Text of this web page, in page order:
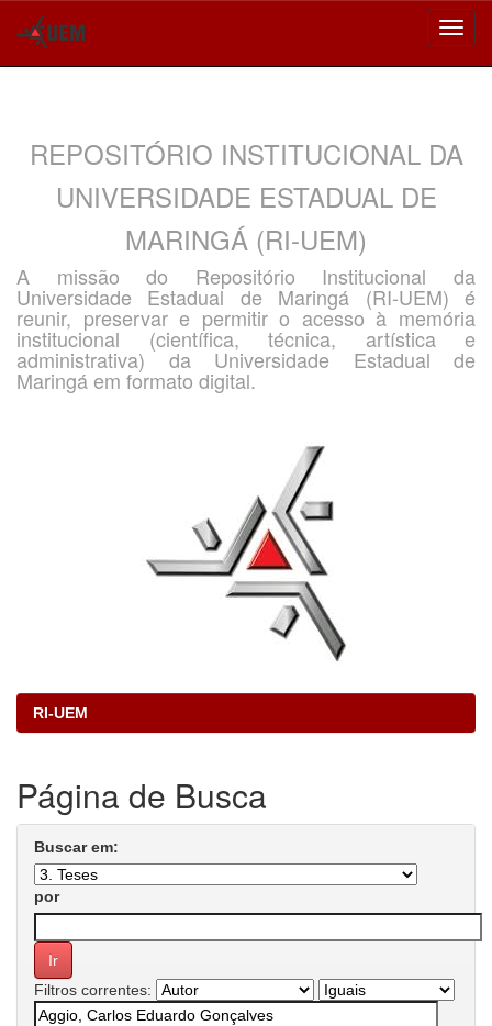
REPOSITÓRIO INSTITUCIONAL DA
UNIVERSIDADE ESTADUAL DE
MARINGÁ (RI-UEM)
A missão do Repositório Institucional da
Universidade Estadual de Maringá (RI-UEM) é
reunir, preservar e permitir o acesso à memória
institucional (científica, técnica, artística e
administrativa) da Universidade Estadual de
Maringá em formato digital.
RI-UEM
Página de Busca
Buscar em:
por
Filtros correntes: